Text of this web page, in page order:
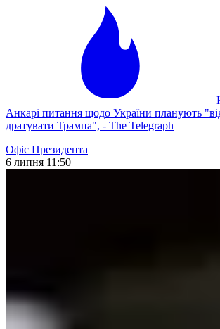
Анкарі питання щодо України планують
дратувати Трампа", - The Telegraph
Офіс Президента
6 липня 11:50